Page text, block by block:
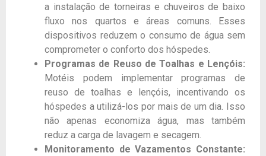
a instalação de torneiras e chuveiros de baixo
fluxo nos quartos e áreas comuns. Esses
dispositivos reduzem o consumo de água sem
comprometer o conforto dos hóspedes.
Programas de Reuso de Toalhas e Lençóis:
Motéis podem implementar programas de
reuso de toalhas e lençóis, incentivando os
hóspedes a utilizá-los por mais de um dia. Isso
não apenas economiza água, mas também
reduz a carga de lavagem e secagem.
Monitoramento de Vazamentos Constante: